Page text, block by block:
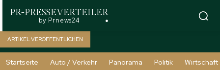
PR-PRESSEVERTEILER
by Prnews24
ARTIKEL VERÖFFENTLICHEN
Startseite Auto / Verkehr Panorama Politik Wirtschaft